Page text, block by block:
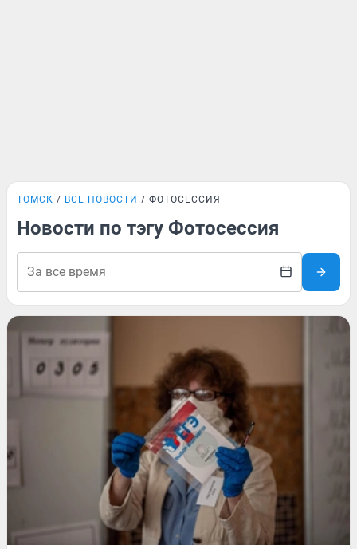
ТОМСК ВСЕ НОВОСТИ ФОТОСЕССИЯ
Новости по тэгу Фотосессия